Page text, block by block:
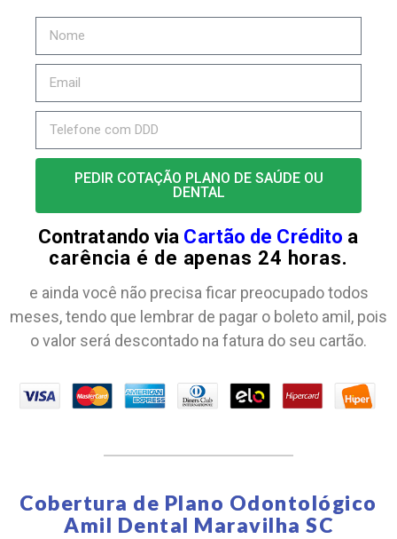
PEDIR COTAÇÃO PLANO DE SAÚDE OU
DENTAL
Contratando via Cartão de Crédito a
carência é de apenas 24 horas.
e ainda você não precisa ficar preocupado todos
meses, tendo que lembrar de pagar o boleto amil, pois
o valor será descontado na fatura do seu cartão.
Cobertura de Plano Odontológico
Amil Dental Maravilha SC